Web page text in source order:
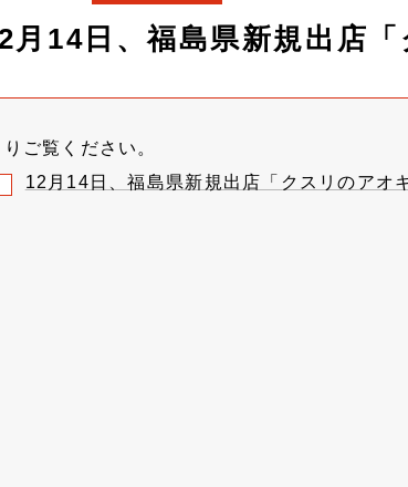
月14日、福島県新規出店
ご覧ください。
12月14日、福島県新規出店「クスリのアオ